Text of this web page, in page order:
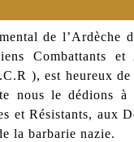
de l’Ardèche
Combattants
), est heureux
nous le dédions à
et Résistants, aux
la barbarie nazie.